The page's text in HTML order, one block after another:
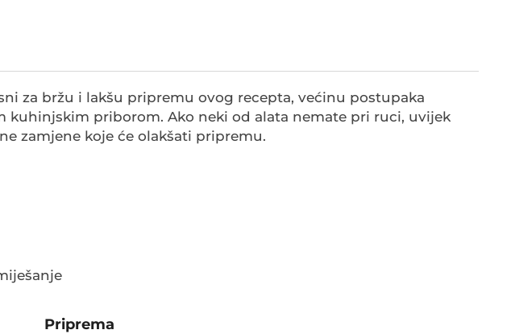
za bržu i lakšu pripremu ovog recepta, većinu postupaka
kuhinjskim priborom. Ako neki od alata nemate pri ruci, uvijek
zamjene koje će olakšati pripremu.
Priprema